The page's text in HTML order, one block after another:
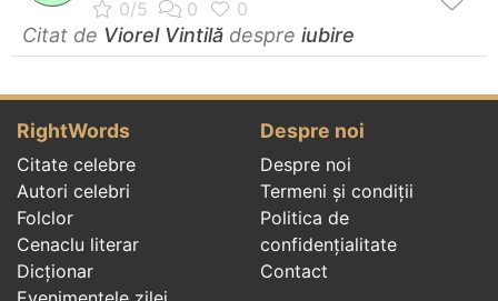
Citat de Viorel Vintilă despre iubire
RightWords
Citate celebre
Autori celebri
Folclor
Cenaclu literar
Dicționar
Despre noi
Despre noi
Termeni și condiții
Politica de
confidenţialitate
Contact